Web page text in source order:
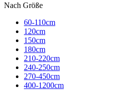
Nach Größe
60-110cm
120cm
150cm
180cm
210-220cm
240-250cm
270-450cm
400-1200cm